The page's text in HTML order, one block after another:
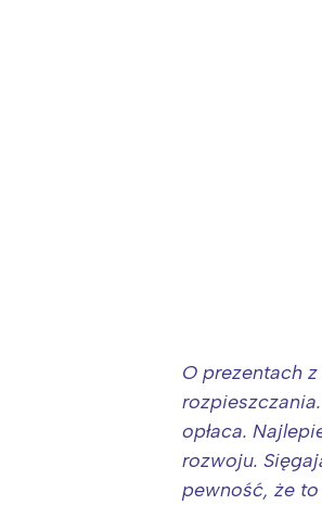
O prezentach
opłaca.
rozwoju.
pewność, że